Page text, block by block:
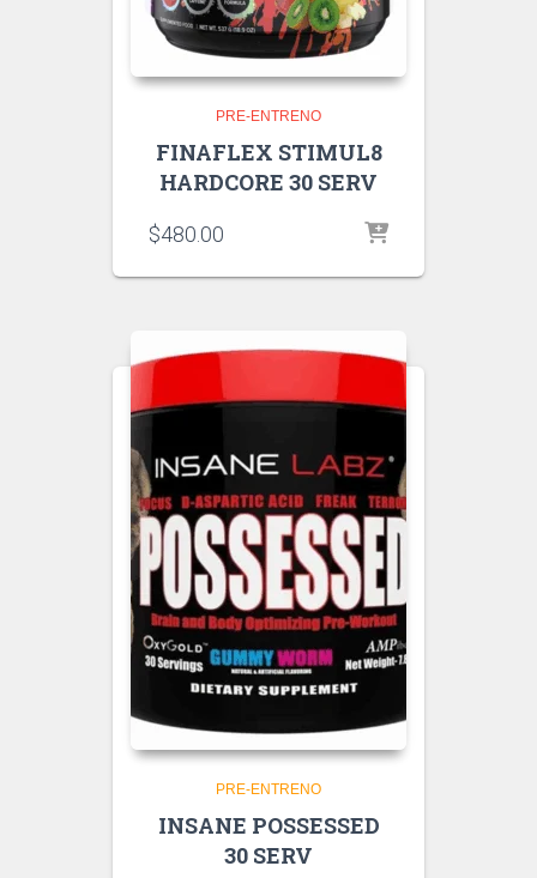
PRE-ENTRENO
FINAFLEX STIMUL8
HARDCORE 30 SERV
$480.00
PRE-ENTRENO
INSANE POSSESSED
30 SERV